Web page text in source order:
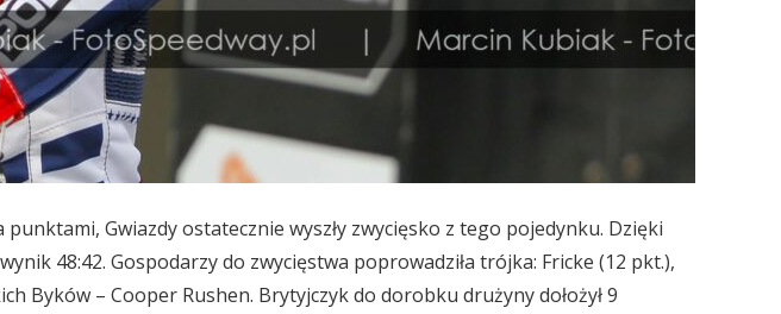
Gwiazdy ostatecznie wyszły zwycięsko z tego pojedynku. Dzięki
48:42. Gospodarzy do zwycięstwa poprowadziła trójka: Fricke (12 pkt.),
Byków – Cooper Rushen. Brytyjczyk do dorobku drużyny dołożył 9